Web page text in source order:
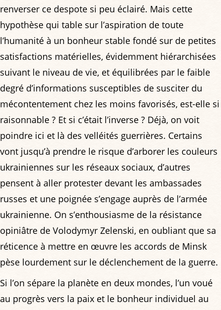
renverser ce despote si peu éclairé. Mais cette
hypothèse qui table sur l’aspiration de toute
l’humanité à un bonheur stable fondé sur de petites
satisfactions matérielles, évidemment hiérarchisées
suivant le niveau de vie, et équilibrées par le faible
degré d’informations susceptibles de susciter du
mécontentement chez les moins favorisés, est-elle si
raisonnable ? Et si c’était l’inverse ? Déjà, on voit
poindre ici et là des velléités guerrières. Certains
vont jusqu’à prendre le risque d’arborer les couleurs
ukrainiennes sur les réseaux sociaux, d’autres
pensent à aller protester devant les ambassades
russes et une poignée s’engage auprès de l’armée
ukrainienne. On s’enthousiasme de la résistance
opiniâtre de Volodymyr Zelenski, en oubliant que sa
réticence à mettre en œuvre les accords de Minsk
pèse lourdement sur le déclenchement de la guerre.
Si l’on sépare la planète en deux mondes, l’un voué
au progrès vers la paix et le bonheur individuel au